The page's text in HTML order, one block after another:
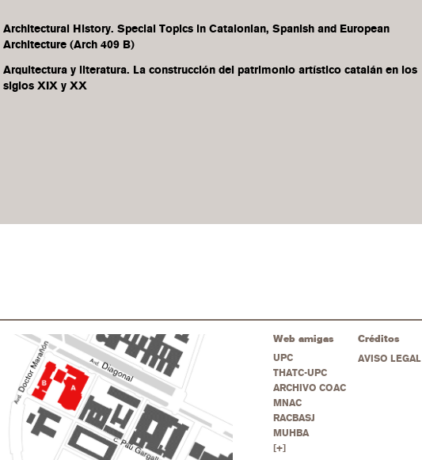
Architectural History. Special Topics in Catalonian, Spanish and European
Architecture (Arch 409 B)
Arquitectura y literatura. La construcción del patrimonio artístico catalán en los
siglos XIX y XX
Web amigas
UPC
THATC-UPC
ARCHIVO COAC
MNAC
RACBASJ
MUHBA
[+]
Créditos
AVISO LEGAL